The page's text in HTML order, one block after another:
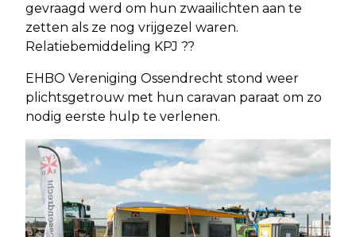
gevraagd werd om hun zwaailichten aan te
zetten als ze nog vrijgezel waren.
Relatiebemiddeling KPJ ??
EHBO Vereniging Ossendrecht stond weer
plichtsgetrouw met hun caravan paraat om zo
nodig eerste hulp te verlenen.